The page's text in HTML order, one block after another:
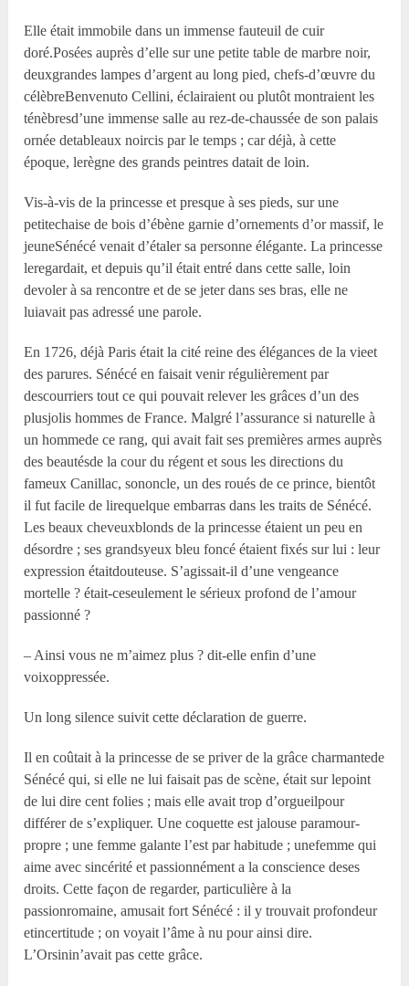
Elle était immobile dans un immense fauteuil de cuir
doré.Posées auprès d’elle sur une petite table de marbre noir,
deuxgrandes lampes d’argent au long pied, chefs-d’œuvre du
célèbreBenvenuto Cellini, éclairaient ou plutôt montraient les
ténèbresd’une immense salle au rez-de-chaussée de son palais
ornée detableaux noircis par le temps ; car déjà, à cette
époque, lerègne des grands peintres datait de loin.
Vis-à-vis de la princesse et presque à ses pieds, sur une
petitechaise de bois d’ébène garnie d’ornements d’or massif, le
jeuneSénécé venait d’étaler sa personne élégante. La princesse
leregardait, et depuis qu’il était entré dans cette salle, loin
devoler à sa rencontre et de se jeter dans ses bras, elle ne
luiavait pas adressé une parole.
En 1726, déjà Paris était la cité reine des élégances de la vieet
des parures. Sénécé en faisait venir régulièrement par
descourriers tout ce qui pouvait relever les grâces d’un des
plusjolis hommes de France. Malgré l’assurance si naturelle à
un hommede ce rang, qui avait fait ses premières armes auprès
des beautésde la cour du régent et sous les directions du
fameux Canillac, sononcle, un des roués de ce prince, bientôt
il fut facile de lirequelque embarras dans les traits de Sénécé.
Les beaux cheveuxblonds de la princesse étaient un peu en
désordre ; ses grandsyeux bleu foncé étaient fixés sur lui : leur
expression étaitdouteuse. S’agissait-il d’une vengeance
mortelle ? était-ceseulement le sérieux profond de l’amour
passionné ?
– Ainsi vous ne m’aimez plus ? dit-elle enfin d’une
voixoppressée.
Un long silence suivit cette déclaration de guerre.
Il en coûtait à la princesse de se priver de la grâce charmantede
Sénécé qui, si elle ne lui faisait pas de scène, était sur lepoint
de lui dire cent folies ; mais elle avait trop d’orgueilpour
différer de s’expliquer. Une coquette est jalouse paramour-
propre ; une femme galante l’est par habitude ; unefemme qui
aime avec sincérité et passionnément a la conscience deses
droits. Cette façon de regarder, particulière à la
passionromaine, amusait fort Sénécé : il y trouvait profondeur
etincertitude ; on voyait l’âme à nu pour ainsi dire.
L’Orsinin’avait pas cette grâce.